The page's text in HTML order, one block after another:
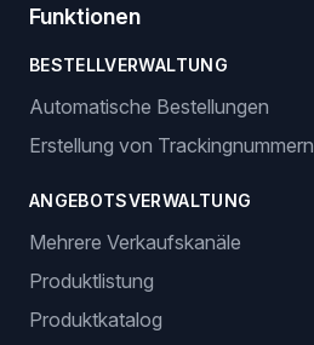
Funktionen
BESTELLVERWALTUNG
Automatische Bestellungen
Erstellung von Trackingnummern
ANGEBOTSVERWALTUNG
Mehrere Verkaufskanäle
Produktlistung
Produktkatalog